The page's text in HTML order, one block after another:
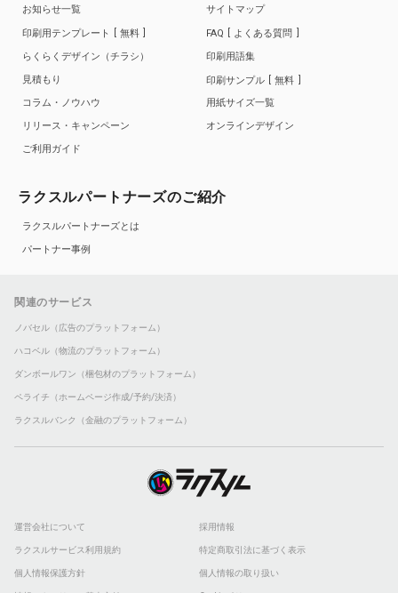
お知らせ一覧
印刷用テンプレート
無料
らくらくデザイン（チラシ）
見積もり
コラム・ノウハウ
リリース・キャンペーン
ご利用ガイド
サイトマップ
FAQ
よくある質問
印刷用語集
印刷サンプル
無料
用紙サイズ一覧
オンラインデザイン
ラクスルパートナーズのご紹介
ラクスルパートナーズとは
パートナー事例
関連のサービス
ノバセル（広告のプラットフォーム）
ハコベル（物流のプラットフォーム）
ダンボールワン（梱包材のプラットフォーム）
ペライチ（ホームページ作成/予約/決済）
ラクスルバンク（金融のプラットフォーム）
運営会社について 採用情報
ラクスルサービス利用規約 特定商取引法に基づく表示
個人情報保護方針 個人情報の取り扱い